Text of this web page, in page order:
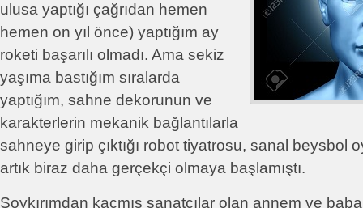
ulusa yaptığı çağrıdan hemen
hemen on yıl önce) yaptığım ay
roketi başarılı olmadı. Ama sekiz
yaşıma bastığım sıralarda
yaptığım, sahne dekorunun ve
karakterlerin mekanik bağlantılarla
sahneye girip çıktığı robot tiyatrosu, sanal beysbol
artık biraz daha gerçekçi olmaya başlamıştı.
Soykırımdan kaçmış sanatçılar olan annem ve